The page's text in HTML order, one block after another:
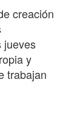
creación
jueves
y
trabajan